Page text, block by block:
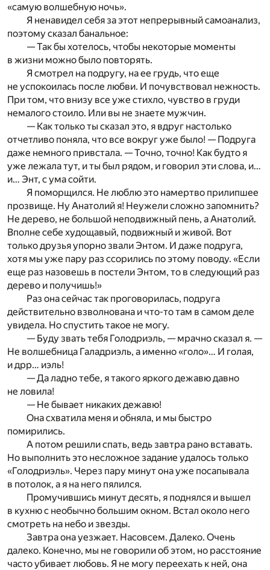
«самую волшебную ночь».
Я ненавидел себя за этот непрерывный самоанализ,
поэтому сказал банальное:
— Так бы хотелось, чтобы некоторые моменты
в жизни можно было повторять.
Я смотрел на подругу, на ее грудь, что еще
не успокоилась после любви. И почувствовал нежность.
При том, что внизу все уже стихло, чувство в груди
немалого стоило. Или вы не знаете мужчин.
— Как только ты сказал это, я вдруг настолько
отчетливо поняла, что все вокруг уже было! — Подруга
даже немного привстала. — Точно, точно! Как будто я
уже лежала тут, и ты был рядом, и говорил эти слова, и…
и… Энт, с ума сойти.
Я поморщился. Не люблю это намертво прилипшее
прозвище. Ну Анатолий я! Неужели сложно запомнить?
Не дерево, не большой неподвижный пень, а Анатолий.
Вполне себе худощавый, подвижный и живой. Вот
только друзья упорно звали Энтом. И даже подруга,
хотя мы уже пару раз ссорились по этому поводу. «Если
еще раз назовешь в постели Энтом, то в следующий раз
дерево и получишь!»
Раз она сейчас так проговорилась, подруга
действительно взволнована и что-то там в самом деле
увидела. Но спустить такое не могу.
— Буду звать тебя Голодриэль, — мрачно сказал я. —
Не волшебница Галадриэль, а именно «голо»… И голая,
и дрр… иэль!
— Да ладно тебе, я такого яркого дежавю давно
не ловила!
— Не бывает никаких дежавю!
Она схватила меня и обняла, и мы быстро
помирились.
А потом решили спать, ведь завтра рано вставать.
Но выполнить это несложное задание удалось только
«Голодриэль». Через пару минут она уже посапывала
в потолок, а я на него пялился.
Промучившись минут десять, я поднялся и вышел
в кухню с необычно большим окном. Встал около него
смотреть на небо и звезды.
Завтра она уезжает. Насовсем. Далеко. Очень
далеко. Конечно, мы не говорили об этом, но расстояние
часто убивает любовь. Я не могу переехать к ней, она